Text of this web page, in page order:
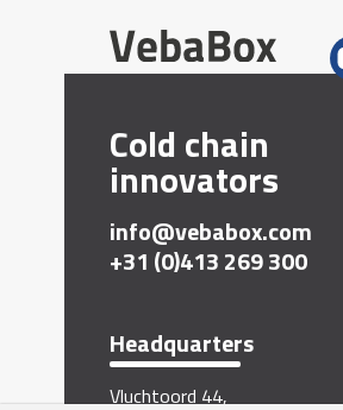
Cold chain
innovators
info@vebabox.com
+31 (0)413 269 300
Headquarters
Vluchtoord 44,